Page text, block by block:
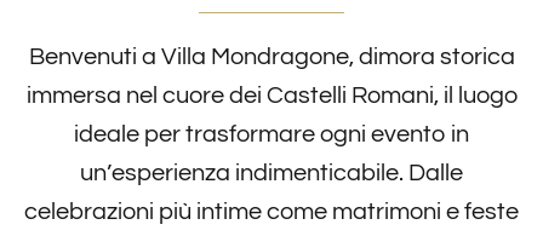
Benvenuti a Villa Mondragone, dimora storica
immersa nel cuore dei Castelli Romani, il luogo
ideale per trasformare ogni evento in
un’esperienza indimenticabile. Dalle
celebrazioni più intime come matrimoni e feste